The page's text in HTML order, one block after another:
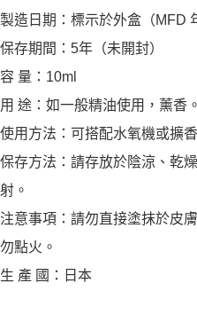
製造日期：標示於外盒（MFD
保存期間：5年（未開封）
容 量：10ml
用 途：如一般精油使用，薰香。
使用方法：可搭配水氧機或擴
保存方法：請存放於陰涼、乾
射。
注意事項：請勿直接塗抹於皮
勿點火。
生 產 國：日本